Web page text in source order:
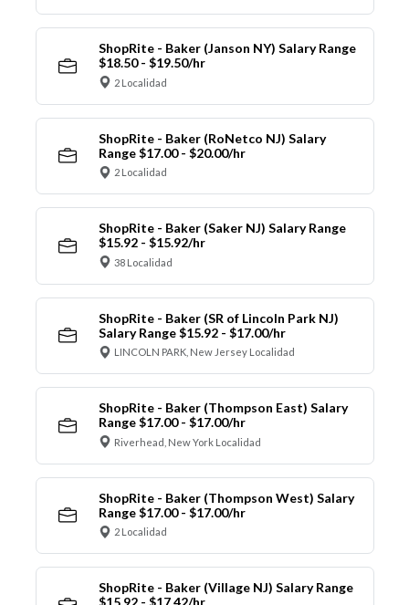
ShopRite - Baker (Janson NY) Salary Range
$18.50 - $19.50/hr
2 Localidad
ShopRite - Baker (RoNetco NJ) Salary
Range $17.00 - $20.00/hr
2 Localidad
ShopRite - Baker (Saker NJ) Salary Range
$15.92 - $15.92/hr
38 Localidad
ShopRite - Baker (SR of Lincoln Park NJ)
Salary Range $15.92 - $17.00/hr
LINCOLN PARK, New Jersey Localidad
ShopRite - Baker (Thompson East) Salary
Range $17.00 - $17.00/hr
Riverhead, New York Localidad
ShopRite - Baker (Thompson West) Salary
Range $17.00 - $17.00/hr
2 Localidad
ShopRite - Baker (Village NJ) Salary Range